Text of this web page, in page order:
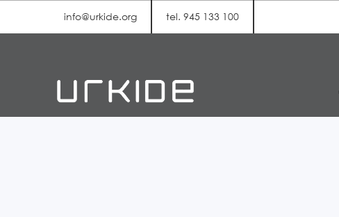
info@urkide.org tel. 945 133 100